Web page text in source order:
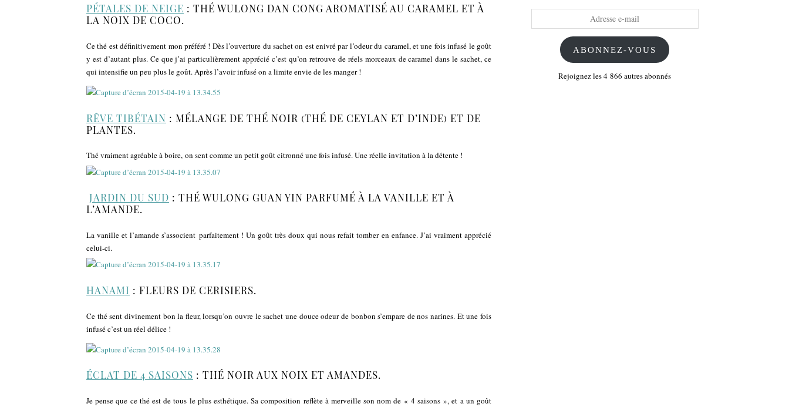
PÉTALES DE NEIGE : THÉ WULONG DAN CONG AROMATISÉ AU CARAMEL ET À
LA NOIX DE COCO.
Ce thé est définitivement mon préféré ! Dès l’ouverture du sachet on est enivré par l’odeur du caramel, et une fois infusé le goût
y est d’autant plus. Ce que j’ai particulièrement apprécié c’est qu’on retrouve de réels morceaux de caramel dans le sachet, ce
qui intensifie un peu plus le goût. Après l’avoir infusé on a limite envie de les manger !
RÊVE TIBÉTAIN : MÉLANGE DE THÉ NOIR (THÉ DE CEYLAN ET D’INDE) ET DE
PLANTES.
Thé vraiment agréable à boire, on sent comme un petit goût citronné une fois infusé. Une réelle invitation à la détente !
JARDIN DU SUD : THÉ WULONG GUAN YIN PARFUMÉ À LA VANILLE ET À
L’AMANDE.
La vanille et l’amande s’associent parfaitement ! Un goût très doux qui nous refait tomber en enfance. J’ai vraiment apprécié
celui-ci.
HANAMI : FLEURS DE CERISIERS.
Ce thé sent divinement bon la fleur, lorsqu’on ouvre le sachet une douce odeur de bonbon s’empare de nos narines. Et une fois
infusé c’est un réel délice !
ÉCLAT DE 4 SAISONS : THÉ NOIR AUX NOIX ET AMANDES.
Je pense que ce thé est de tous le plus esthétique. Sa composition reflète à merveille son nom de « 4 saisons », et a un goût
ABONNEZ-VOUS
Rejoignez les 4 866 autres abonnés